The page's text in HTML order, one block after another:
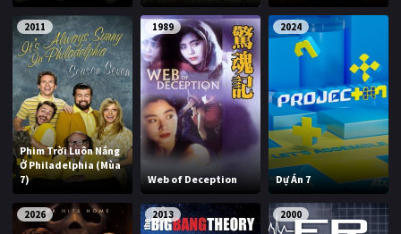
2011
Phim Trời Luôn Nắng
Ở Philadelphia (Mùa
7)
1989
Web of Deception
2024
Dự Án 7
2026 2013 2000